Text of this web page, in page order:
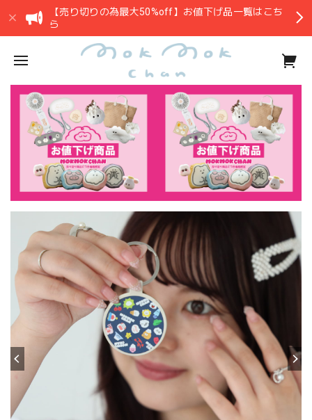
【売り切りの為最大50%off】お値下げ品一覧はこち
ら